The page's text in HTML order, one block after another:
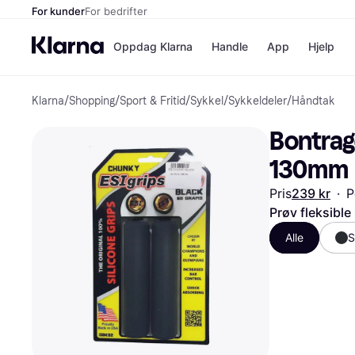
For kunderFor bedrifter
Oppdag Klarna
Betal nå
Betal i 3
Betal innen
Finansiering
Vipps
Handle
Butikker
kicks.no
App Hjelp
Klarna/Shopping/Sport & Fritid/Sykkel /Sykkeldeler/Håndtak
130mm
Pris239 kr ·
Prøv
Alle